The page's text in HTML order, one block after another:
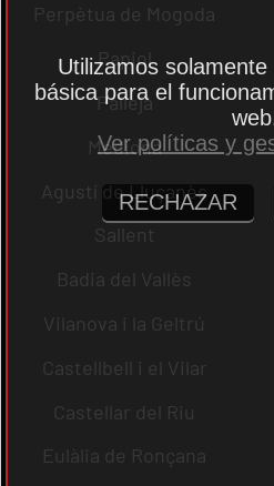
Perpètua de Mogoda
Papiol
Pallejà
Mediona
Agustí de Lluçanès
Sallent
Badia del Vallès
Vilanova i la Geltrú
Castellbell i el Vilar
Castellar del Riu
Eulàlia de Ronçana
Utilizamos
básica para el
Ver políticas y
RECHAZAR